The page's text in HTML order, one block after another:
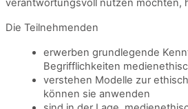
verantwortungsvoll nutzen möchten,
Die Teilnehmenden
erwerben grundlegende
Begrifflichkeiten
verstehen Modelle zur
können sie anwenden